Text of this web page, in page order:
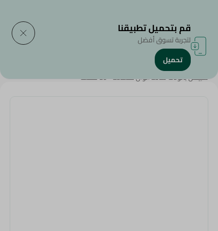
الرئيسية/المنزل والحديقة
سبينس بالونات سادة الوان متعدده - 25 قطعه
قم بتحميل تطبيقنا
لتجربة تسوق أفضل
تحميل